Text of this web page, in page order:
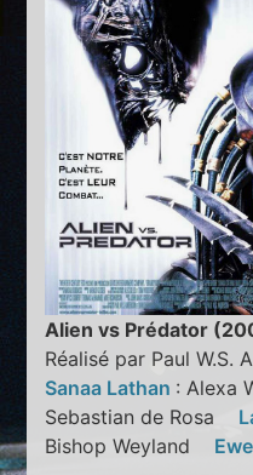
Alien vs Prédator
Réalisé par Paul W.S.
Sanaa Lathan : Alexa
Sebastian de Rosa
Bishop Weyland